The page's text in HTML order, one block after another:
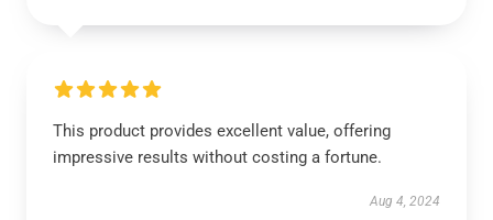
This product provides excellent value, offering
impressive results without costing a fortune.
Aug 4, 2024